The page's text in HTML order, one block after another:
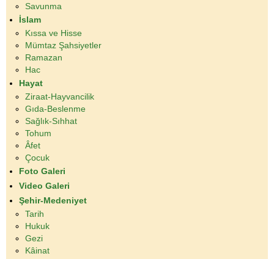
Savunma
İslam
Kıssa ve Hisse
Mümtaz Şahsiyetler
Ramazan
Hac
Hayat
Ziraat-Hayvancilik
Gıda-Beslenme
Sağlık-Sıhhat
Tohum
Âfet
Çocuk
Foto Galeri
Video Galeri
Şehir-Medeniyet
Tarih
Hukuk
Gezi
Kâinat